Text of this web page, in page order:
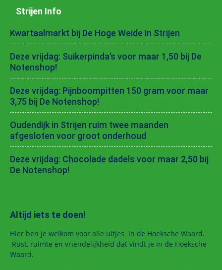
Strijen Info
Kwartaalmarkt bij De Hoge Weide in Strijen
Deze vrijdag: Suikerpinda’s voor maar 1,50 bij De
Notenshop!
Deze vrijdag: Pijnboompitten 150 gram voor maar
3,75 bij De Notenshop!
Oudendijk in Strijen ruim twee maanden
afgesloten voor groot onderhoud
Deze vrijdag: Chocolade dadels voor maar 2,50 bij
De Notenshop!
Altijd iets te doen!
Hier ben je welkom voor alle uitjes in de Hoeksche Waard.
Rust, ruimte en vriendelijkheid dat vindt je in de Hoeksche
Waard.